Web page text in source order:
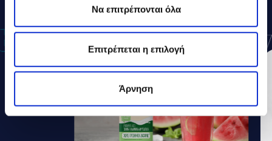
Να επιτρέπονται όλα
Επιτρέπεται η επιλογή
Άρνηση